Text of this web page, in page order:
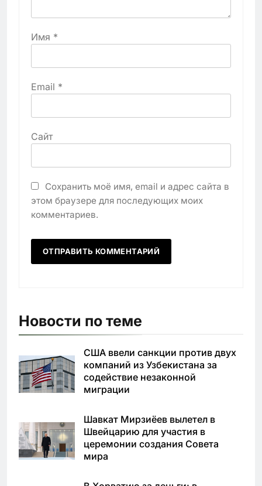
Имя *
Email *
Сайт
Сохранить моё имя, email и адрес сайта в
этом браузере для последующих моих
комментариев.
Новости по теме
США ввели санкции против двух
компаний из Узбекистана за
содействие незаконной
миграции
Шавкат Мирзиёев вылетел в
Швейцарию для участия в
церемонии создания Совета
мира